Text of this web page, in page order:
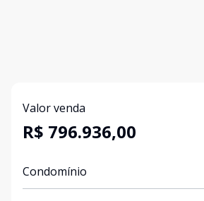
Valor venda
R$ 796.936,00
Condomínio